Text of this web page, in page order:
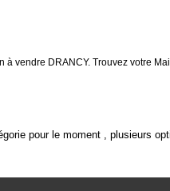
vendre DRANCY. Trouvez votre
pour le moment , plusieurs